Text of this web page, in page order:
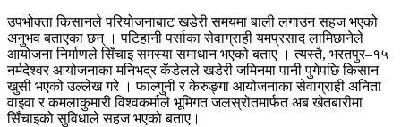
उपभोक्ता किसानले परियोजनाबाट खडेरी समयमा बाली लगाउन सहज भएको
अनुभव बताएका छन् । पटिहानी पर्साका सेवाग्राही यमप्रसाद लामिछानेले
आयोजना निर्माणले सिँचाइ समस्या समाधान भएको बताए । त्यस्तै, भरतपुर–१५
नर्मदेश्वर आयोजनाका मनिभद्र कँडेलले खडेरी जमिनमा पानी पुगेपछि किसान
खुसी भएको उल्लेख गरे । फाल्गुनी र केरुङ्गा आयोजनाका सेवाग्राही अनिता
वाइवा र कमलाकुमारी विश्वकर्माले भूमिगत जलस्रोतमार्फत अब खेतबारीमा
सिँचाइको सुविधाले सहज भएको बताए।